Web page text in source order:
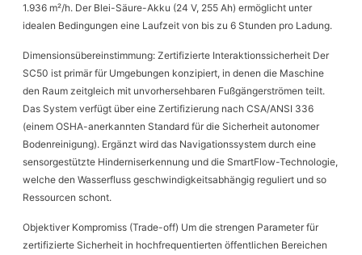
1.936 m²/h. Der Blei-Säure-Akku (24 V, 255 Ah) ermöglicht unter
idealen Bedingungen eine Laufzeit von bis zu 6 Stunden pro Ladung.
Dimensionsübereinstimmung: Zertifizierte Interaktionssicherheit Der
SC50 ist primär für Umgebungen konzipiert, in denen die Maschine
den Raum zeitgleich mit unvorhersehbaren Fußgängerströmen teilt.
Das System verfügt über eine Zertifizierung nach CSA/ANSI 336
(einem OSHA-anerkannten Standard für die Sicherheit autonomer
Bodenreinigung). Ergänzt wird das Navigationssystem durch eine
sensorgestützte Hinderniserkennung und die SmartFlow-Technologie,
welche den Wasserfluss geschwindigkeitsabhängig reguliert und so
Ressourcen schont.
Objektiver Kompromiss (Trade-off) Um die strengen Parameter für
zertifizierte Sicherheit in hochfrequentierten öffentlichen Bereichen